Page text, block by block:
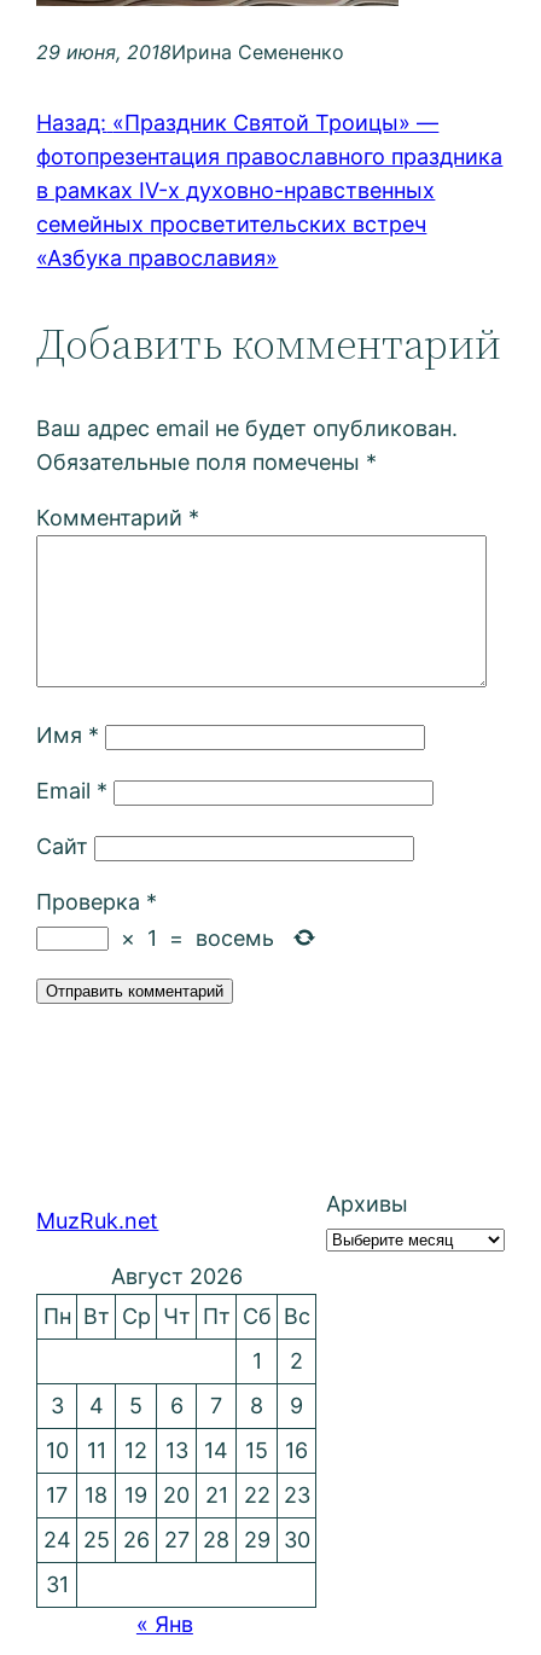
29 июня, 2018Ирина Семененко
Назад: «Праздник Святой Троицы» —
фотопрезентация православного праздника
в рамках IV-х духовно-нравственных
семейных просветительских встреч
«Азбука православия»
Добавить комментарий
Ваш адрес email не будет опубликован.
Обязательные поля помечены *
Комментарий *
Имя *
Email *
Сайт
Проверка *
×
1 = восемь
MuzRuk.net
Архивы
Август 2026
Пн Вт Ср Чт Пт Сб Вс
1
2
3
4 5 6 7 8
9
10
11 12 13 14 15
16
17
18 19 20 21 22
23
24 25 26 27 28 29
30
31
« Янв